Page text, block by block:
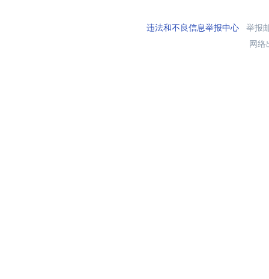
违法和不良信息举报中心举报
网